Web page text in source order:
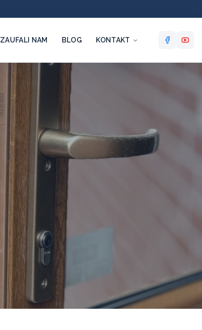
ZAUFALI NAM BLOG KONTAKT